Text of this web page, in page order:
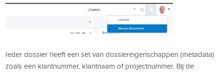
Ieder dossier heeft een set van dossiereigenschappen (metadata)
zoals een klantnummer, klantnaam of projectnummer. Bij de